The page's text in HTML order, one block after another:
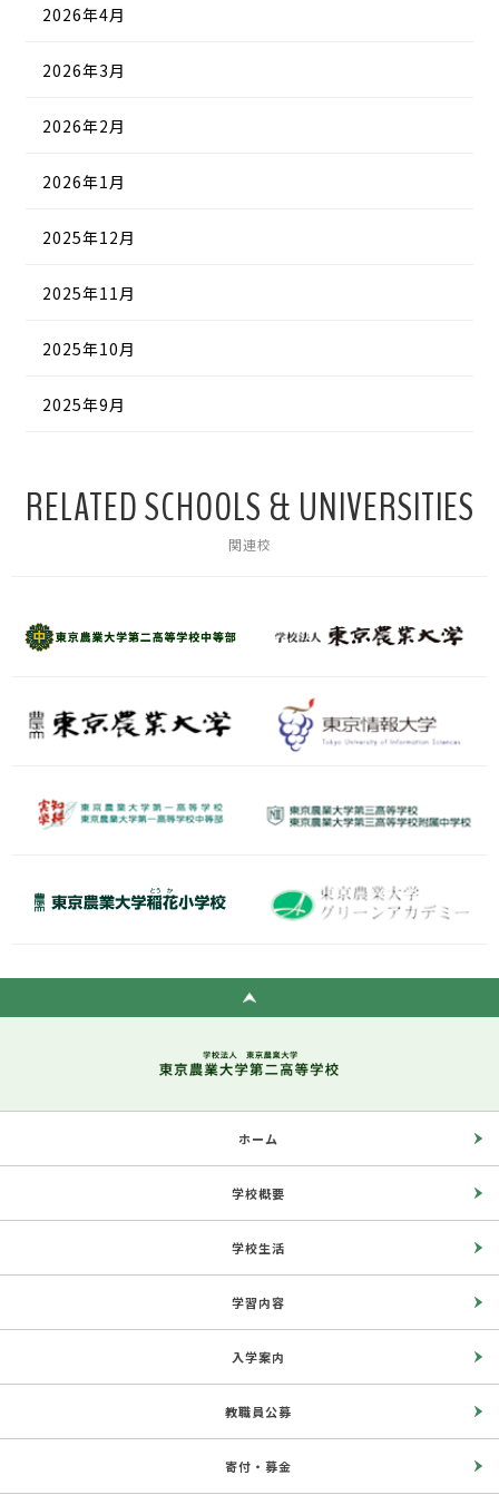
2026年4月
2026年3月
2026年2月
2026年1月
2025年12月
2025年11月
2025年10月
2025年9月
RELATED SCHOOLS & UNIVERSITIES
関連校
ホーム
学校概要
学校生活
学習内容
入学案内
教職員公募
寄付・募金